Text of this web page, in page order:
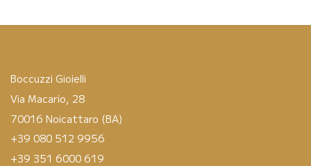
Boccuzzi Gioielli
Via Macario, 28
70016 Noicattaro (BA)
+39 080 512 9956
+39 351 6000 619